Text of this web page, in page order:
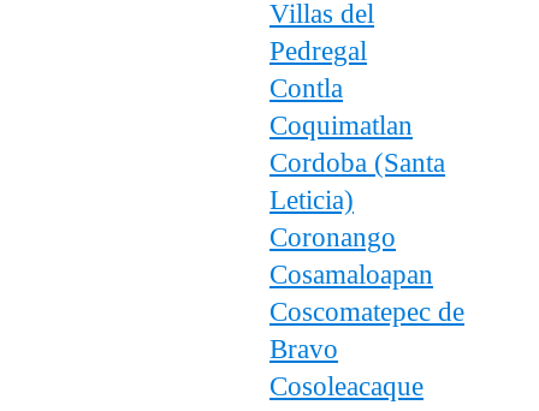
Villas del
Pedregal
Contla
Coquimatlan
Cordoba (Santa
Leticia)
Coronango
Cosamaloapan
Coscomatepec de
Bravo
Cosoleacaque